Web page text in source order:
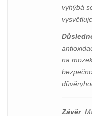
vyhýbá
na
Závěr: